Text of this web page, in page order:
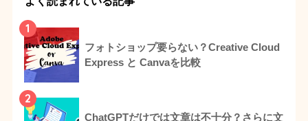
1
フォトショップ要らない？Creative Cloud
Express と Canvaを比較
2
ChatGPTだけでは文章は不十分？さらに文